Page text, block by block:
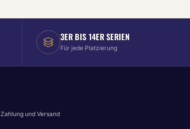
3ER BIS 14ER SERIEN
Für jede Platzierung
Zahlung und Versand